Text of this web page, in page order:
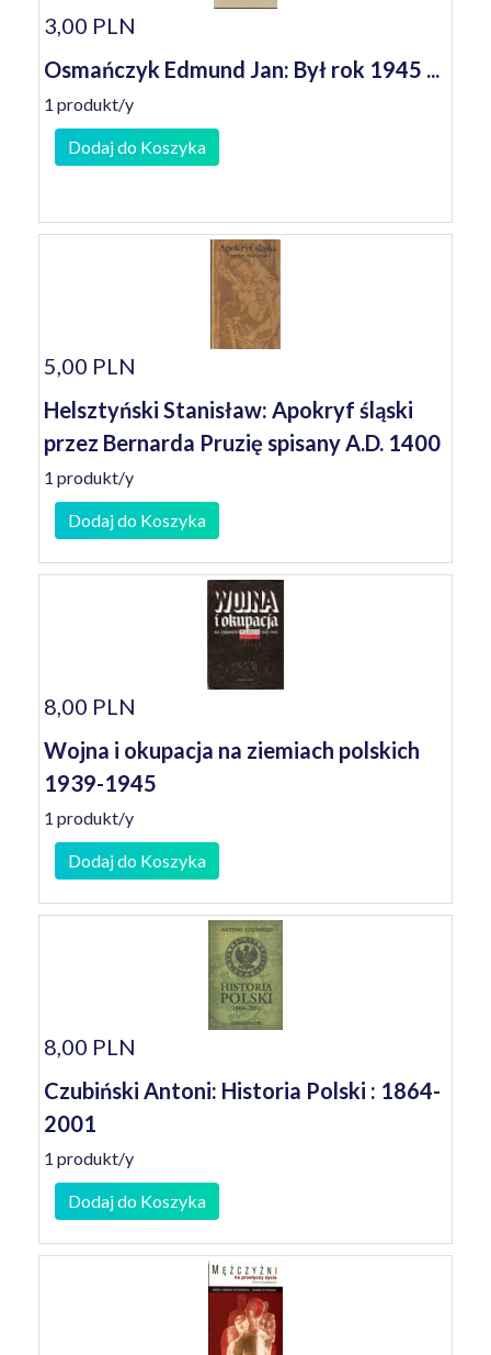
3,00 PLN
Osmańczyk Edmund Jan: Był rok 1945 ...
1 produkt/y
Dodaj do Koszyka
5,00 PLN
Helsztyński Stanisław: Apokryf śląski
przez Bernarda Pruzię spisany A.D. 1400
1 produkt/y
Dodaj do Koszyka
8,00 PLN
Wojna i okupacja na ziemiach polskich
1939-1945
1 produkt/y
Dodaj do Koszyka
8,00 PLN
Czubiński Antoni: Historia Polski : 1864-
2001
1 produkt/y
Dodaj do Koszyka